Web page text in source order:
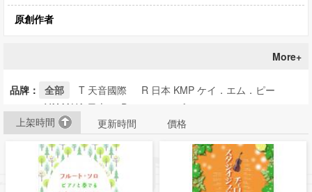
原創作者
More+
品牌： 全部 T 天音國際
R 日本 KMP ケイ．エム．ピー
YAMAHA 日本
Dream music factory
R 日本 shinko-music シンコーミュージック
R 日本 ZEN-ON 全音楽譜出版社
上架時間 更新時間 價格